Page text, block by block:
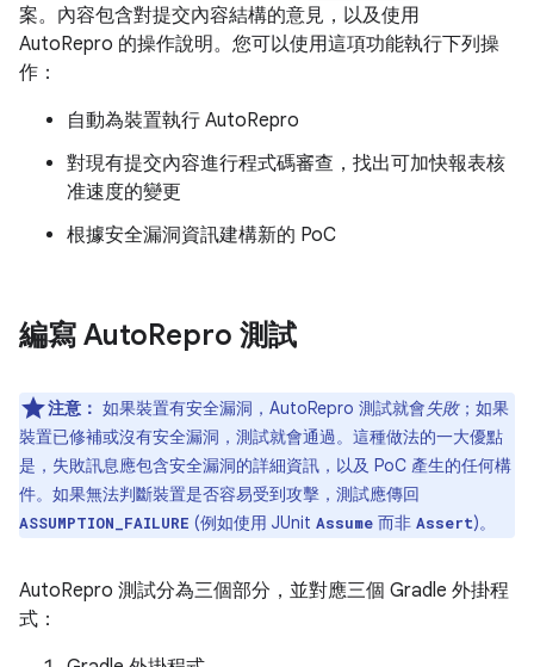
案。內容包含對提交內容結構的意見，以及使用
AutoRepro 的操作說明。您可以使用這項功能執行下列操
作：
自動為裝置執行 AutoRepro
對現有提交內容進行程式碼審查，找出可加快報表核
准速度的變更
根據安全漏洞資訊建構新的 PoC
編寫 AutoRepro 測試
注意： 如果裝置有安全漏洞，AutoRepro 測試就會失敗；如果
裝置已修補或沒有安全漏洞，測試就會通過。這種做法的一大優點
是，失敗訊息應包含安全漏洞的詳細資訊，以及 PoC 產生的任何構
件。如果無法判斷裝置是否容易受到攻擊，測試應傳回
ASSUMPTION_FAILURE (例如使用 JUnit Assume 而非 Assert)。
AutoRepro 測試分為三個部分，並對應三個 Gradle 外掛程
式：